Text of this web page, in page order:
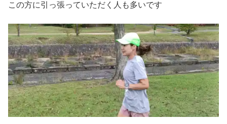
この方に引っ張っていただく人も多いです